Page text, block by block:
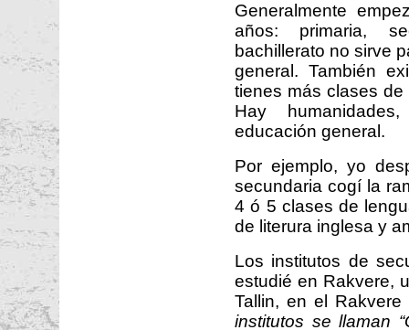
Generalmente
años: primaria,
bachillerato no sirve
general. También
tienes más clases
Hay
educación general.
Por ejemplo, yo
secundaria cogí la
4 ó 5 clases de
de literura inglesa y
Los institutos de
estudié en Rakvere,
Tallin, en el Rakvere
institutos se llaman